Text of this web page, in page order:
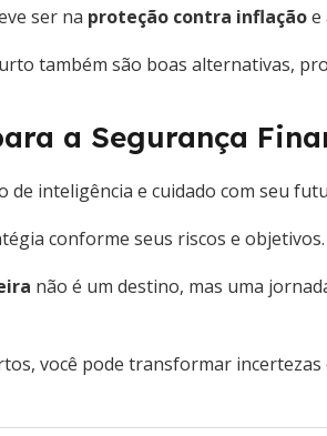
ser na proteção contra inflaçãoe
também são boas alternativas,
a Segurança
inteligência e cuidado com seu
conforme seus riscos e objetivos.
não é um destino, mas uma
você pode transformar